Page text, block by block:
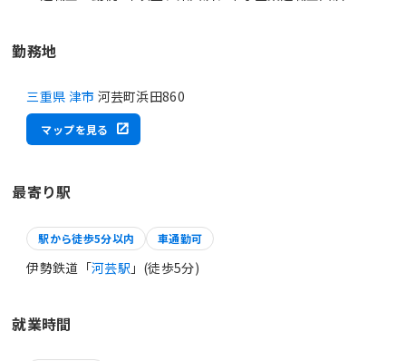
勤務地
三重県 津市 河芸町浜田860
マップを見る
最寄り駅
駅から徒歩5分以内 車通勤可
伊勢鉄道「河芸駅 」(徒歩5分)
就業時間